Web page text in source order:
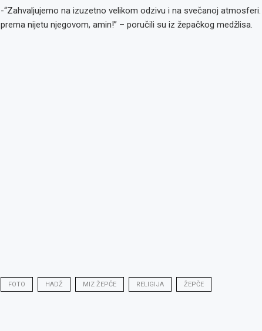
-“Zahvaljujemo na izuzetno velikom odzivu i na svečanoj
prema nijetu njegovom, amin!” – poručili su iz žepačkog medžlisa.
FOTO HADŽ MIZ ŽEPČE RELIGIJA ŽEPČE